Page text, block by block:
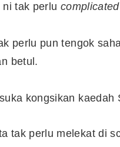
ni tak perlu
perlu pun tengok
betul.
kongsikan kaedah
tak perlu melekat di
Picks
Perlu Tahu
10 Aplikasi
Saham